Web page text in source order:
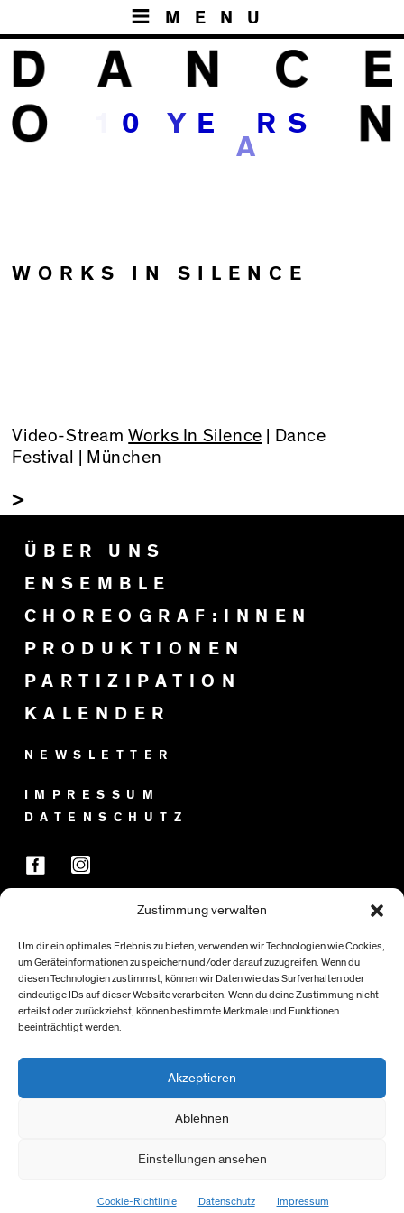
Zustimmung verwalten
Um dir ein optimales Erlebnis zu bieten, verwenden wir Technologien wie Cookies,
um Geräteinformationen zu speichern und/oder darauf zuzugreifen. Wenn du
diesen Technologien zustimmst, können wir Daten wie das Surfverhalten oder
eindeutige IDs auf dieser Website verarbeiten. Wenn du deine Zustimmung nicht
erteilst oder zurückziehst, können bestimmte Merkmale und Funktionen
beeinträchtigt werden.
Akzeptieren
Ablehnen
Einstellungen ansehen
Cookie-Richtlinie Datenschutz Impressum
MENU
0 Y E
A
R S
WORKS IN SILENCE
Video-StreamWorks In Silence | Dance
Festival | München
>
ÜBER UNS
ENSEMBLE
CHOREOGRAF:INNEN
PRODUKTIONEN
PARTIZIPATION
KALENDER
NEWSLETTER
IMPRESSUM
DATENSCHUTZ
FÖRDER:INNEN
> NACH OBEN